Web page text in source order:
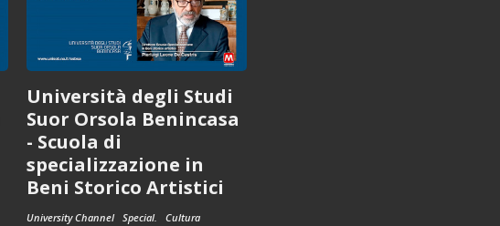
Università degli Studi
Suor Orsola Benincasa
- Scuola di
specializzazione in
Beni Storico Artistici
University Channel Special. Cultura